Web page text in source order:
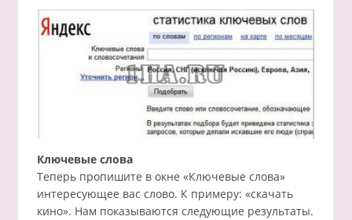
Ключевые слова
Теперь пропишите в окне «Ключевые слова»
интересующее вас слово. К примеру: «скачать
кино». Нам показываются следующие результаты.